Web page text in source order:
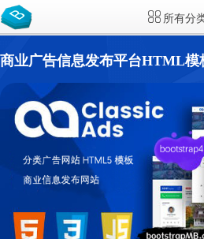
所有分
商业广告信息发布平台HTML模